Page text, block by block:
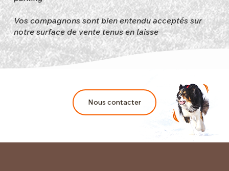
Vos compagnons sont bien entendu acceptés sur
notre surface de vente tenus en laisse
Nous contacter